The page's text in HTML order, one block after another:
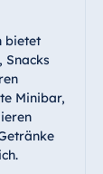
bietet
Snacks
Minibar,